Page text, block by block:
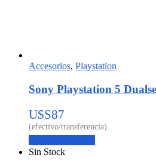
Accesorios, Playstation
Sony Playstation 5
U$S87
Sin Stock